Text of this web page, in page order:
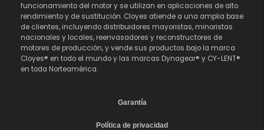
funcionamiento del motor y se utilizan en aplicaciones de alto
rendimiento y de sustitución. Cloyes atiende a una amplia base
de clientes, incluyendo distribuidores mayoristas, minoristas
nacionales y locales, reenvasadores y reconstructores de
motores de producción, y vende sus productos bajo la marca
Cloyes® en todo el mundo y las marcas Dynagear® y CY-LENT®
en toda Norteamérica.
Garantía
Política de privacidad